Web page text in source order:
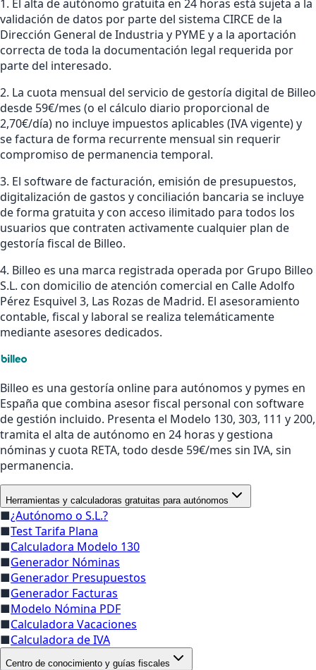
1. El alta de autónomo gratuita en 24 horas está sujeta a la
validación de datos por parte del sistema CIRCE de la
Dirección General de Industria y PYME y a la aportación
correcta de toda la documentación legal requerida por
parte del interesado.
2. La cuota mensual del servicio de gestoría digital de Billeo
desde 59€/mes (o el cálculo diario proporcional de
2,70€/día) no incluye impuestos aplicables (IVA vigente) y
se factura de forma recurrente mensual sin requerir
compromiso de permanencia temporal.
3. El software de facturación, emisión de presupuestos,
digitalización de gastos y conciliación bancaria se incluye
de forma gratuita y con acceso ilimitado para todos los
usuarios que contraten activamente cualquier plan de
gestoría fiscal de Billeo.
4. Billeo es una marca registrada operada por Grupo Billeo
S.L. con domicilio de atención comercial en Calle Adolfo
Pérez Esquivel 3, Las Rozas de Madrid. El asesoramiento
contable, fiscal y laboral se realiza telemáticamente
mediante asesores dedicados.
Billeo es una gestoría online para autónomos y pymes en
España que combina asesor fiscal personal con software
de gestión incluido. Presenta el Modelo 130, 303, 111 y 200,
tramita el alta de autónomo en 24 horas y gestiona
nóminas y cuota RETA, todo desde 59€/mes sin IVA, sin
permanencia.
Herramientas y calculadoras gratuitas para autónomos
■¿Autónomo o S.L.?
■Test Tarifa Plana
■Calculadora Modelo 130
■Generador Nóminas
■Generador Presupuestos
■Generador Facturas
■Modelo Nómina PDF
■Calculadora Vacaciones
■Calculadora de IVA
Centro de conocimiento y guías fiscales